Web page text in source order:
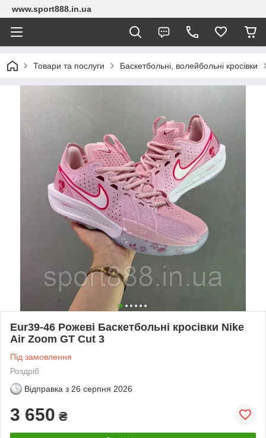
www.sport888.in.ua
Товари та послуги Баскетбольні, волейбольні кросівки
Eur39-46 Рожеві Баскетбольні кросівки Nike
Air Zoom GT Cut 3
Під замовлення
Роздріб
Відправка з 26 серпня 2026
3 650 ₴